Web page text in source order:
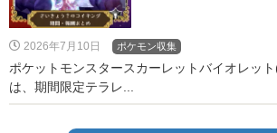
2026年7月10日 ポケモン収集
ポケットモンスタースカーレットバイオレッ
は、期間限定テラレ...